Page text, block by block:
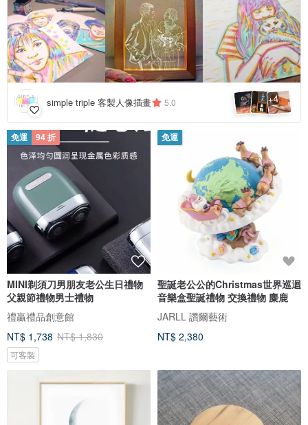
simple triple 客製人像插畫 5.0 +4
免運 94 折
MINI剃須刀男朋友老公生日禮物
父親節禮物男士禮物
禮贏禮品創意館
NT$ 1,738 NT$ 1,830
可客製
免運
聖誕老公公的Christmas世界巡迴
音樂盒聖誕禮物 交換禮物 麋鹿
JARLL 讚爾藝術
NT$ 2,380